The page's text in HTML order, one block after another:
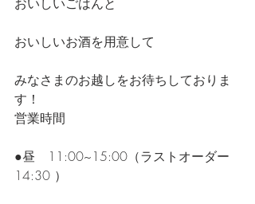
おいしいお酒を用意して
みなさまのお越しをお待ちしておりま
す！
営業時間
●昼　11:00~15:00（ラストオーダー
14:30 ）